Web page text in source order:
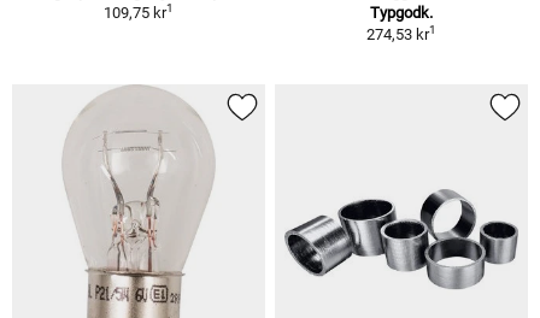
109,75 kr1
Typgodk.
274,53 kr1